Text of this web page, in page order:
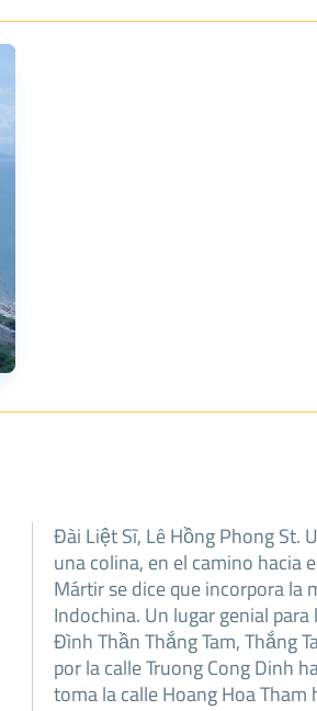
Đài Liệt Sĩ, Lê Hồng Phong St.
una colina, en el camino hacia
Mártir se dice que incorpora
Indochina. Un lugar genial para
Đình Thần Thắng Tam, Thắng
por la calle Truong Cong Dinh
toma la calle Hoang Hoa Tham